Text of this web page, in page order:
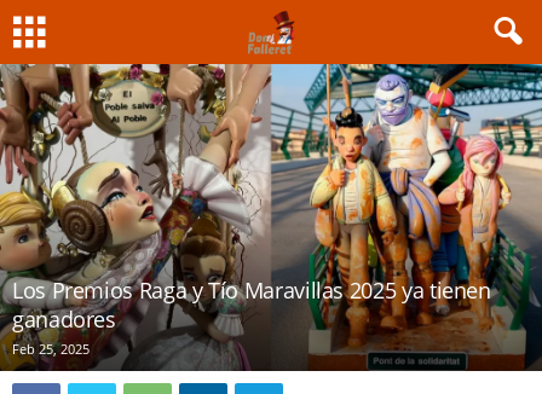
Los Premios Raga y Tío Maravillas 2025 ya tienen
ganadores
Feb 25, 2025